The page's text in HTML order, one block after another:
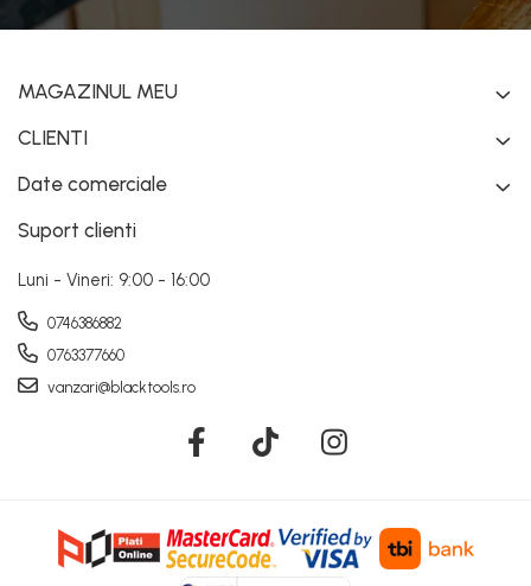
MAGAZINUL MEU
CLIENTI
Date comerciale
Suport clienti
Luni - Vineri: 9:00 - 16:00
0746386882
0763377660
vanzari@blacktools.ro